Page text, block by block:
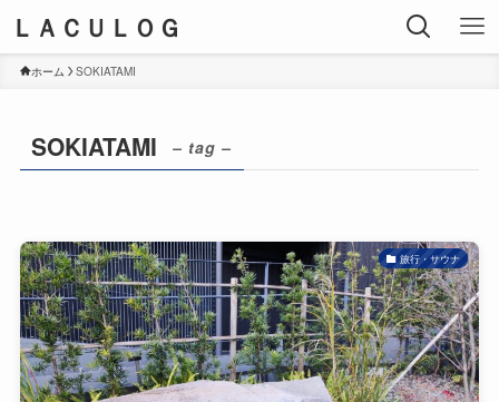
ＬＡＣＵＬＯＧ
ホーム SOKIATAMI
SOKIATAMI – tag –
旅行・サウナ